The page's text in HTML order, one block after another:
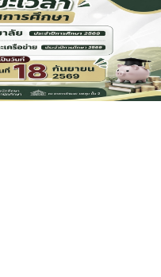
Next